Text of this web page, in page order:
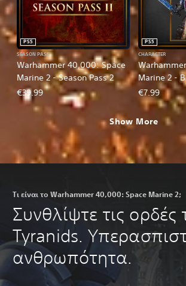
Warhammer 40,000: Space
Marine 2 - Season Pass 2
PS5
SEASON PASS
€39.99
Marine 2 -
Champion
PS5
CHARACTER
€7.99
Show More
Τι είναι το Warhammer 40,000: Space Marine 2;
Συνθλίψτε τις ορδές
Tyranids.
ανθρωπότητα.